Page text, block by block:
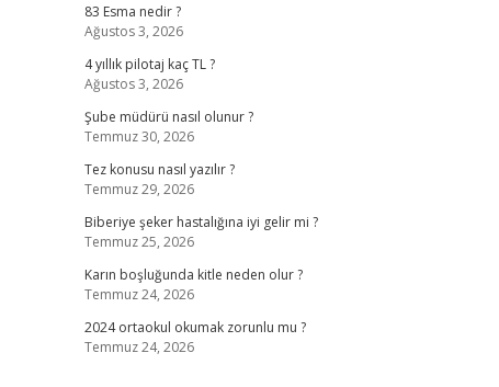
83 Esma nedir ?
Ağustos 3, 2026
4 yıllık pilotaj kaç TL ?
Ağustos 3, 2026
Şube müdürü nasıl olunur ?
Temmuz 30, 2026
Tez konusu nasıl yazılır ?
Temmuz 29, 2026
Biberiye şeker hastalığına iyi gelir mi ?
Temmuz 25, 2026
Karın boşluğunda kitle neden olur ?
Temmuz 24, 2026
2024 ortaokul okumak zorunlu mu ?
Temmuz 24, 2026